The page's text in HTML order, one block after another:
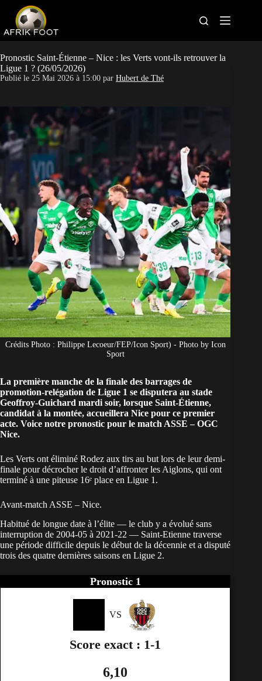
p
o
c
o
Bonus bookmakers
APK paris sportifs
Sites paris sportifs
Pronostics foot
Actus Foot
Pronostic Saint-Étienne – Nice : les Verts vont-ils retrouver la
Ligue 1 ? (26/05/2026)
Publié le 25 Mai 2026 à 15:00 par Hubert de Thé
Crédits Photo : Philippe Lecoeur/FEP/Icon Sport) - Photo by Icon
Sport
La première manche de la finale des barrages de
promotion-relégation de Ligue 1 se disputera au stade
Geoffroy-Guichard mardi soir, lorsque Saint-Étienne,
candidat à la montée, accueillera Nice pour ce premier
acte. Voice notre pronostic pour le match ASSE – OGC
Nice.
Les Verts ont éliminé Rodez aux tirs au but lors de leur demi-
finale pour décrocher le droit d’affronter les Aiglons, qui ont
terminé à une piteuse 16ᵉ place en Ligue 1.
Avant-match ASSE – Nice.
Habitué de longue date à l’élite — le club y a évolué sans
interruption de 2004-05 à 2021-22 — Saint-Etienne traverse
une période difficile depuis le début de la décennie et a disputé
trois des quatre dernières saisons en Ligue 2.
Pronostic 1
VS
Score exact : 1-1
6,10